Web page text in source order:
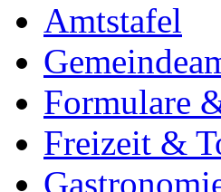
Amtstafel
Formulare
Freizeit &